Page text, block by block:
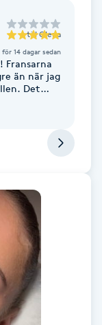
till Olena
för 14 dagar sedan
Fransarna
än när jag
Det
få tid❤️